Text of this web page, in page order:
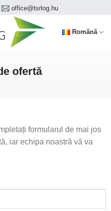
office@tsrlog.hu
Română
ofertă
formularul de mai jos
iar echipa noastră vă va